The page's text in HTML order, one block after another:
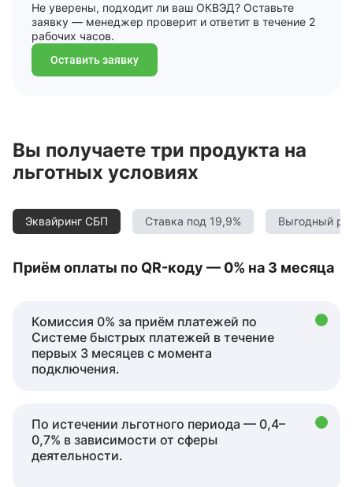
Не уверены, подходит ли ваш ОКВЭД? Оставьте
заявку — менеджер проверит и ответит в течение 2
рабочих часов.
Оставить заявку
Вы получаете три продукта на
льготных условиях
Эквайринг СБП Ставка под 19,9% Выгодный
Приём оплаты по QR-коду — 0% на 3 месяца
Комиссия 0% за приём платежей по
Системе быстрых платежей в течение
первых 3 месяцев с момента
подключения.
По истечении льготного периода — 0,4–
0,7% в зависимости от сферы
деятельности.